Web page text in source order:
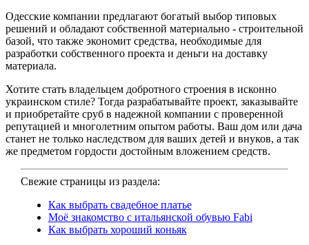
Одесские компании предлагают богатый выбор типовых
решений и обладают собственной материально - строительной
базой, что также экономит средства, необходимые для
разработки собственного проекта и деньги на доставку
материала.
Хотите стать владельцем добротного строения в исконно
украинском стиле? Тогда разрабатывайте проект, заказывайте
и приобретайте сруб в надежной компании с проверенной
репутацией и многолетним опытом работы. Ваш дом или дача
станет не только наследством для ваших детей и внуков, а так
же предметом гордости достойным вложением средств.
Свежие страницы из раздела:
Как выбрать свадебное платье
Моё знакомство с итальянской обувью Fabi
Как выбрать хороший коньяк